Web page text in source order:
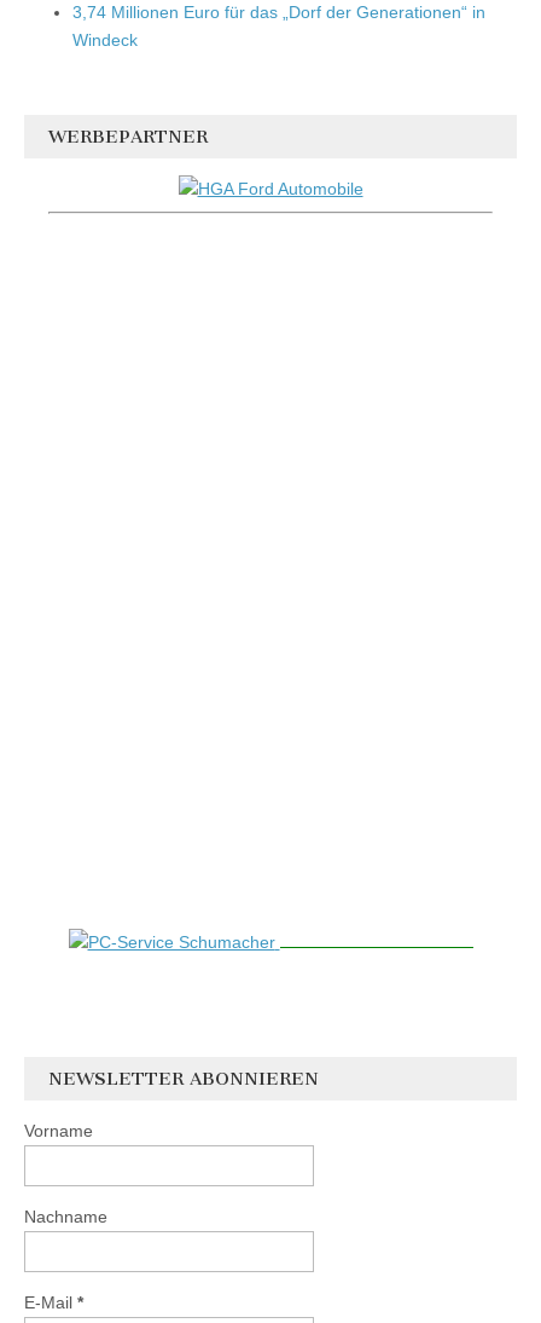
3,74 Millionen Euro für das „Dorf der Generationen“ in
Windeck
WERBEPARTNER
NEWSLETTER ABONNIEREN
Vorname
Nachname
E-Mail *